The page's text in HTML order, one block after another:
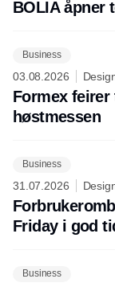
BOLIA åpner
Business
03.08.2026
Formex
høstmessen
Business
31.07.2026
Friday i god
Business